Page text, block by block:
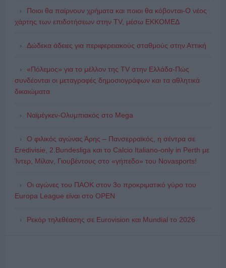
Ποιοι θα παίρνουν χρήματα και ποιοι θα κόβονται-Ο νέος
χάρτης των επιδοτήσεων στην TV, μέσω ΕΚΚΟΜΕΔ
Δώδεκα άδειες για περιφερειακούς σταθμούς στην Αττική
«Πόλεμος» για το μέλλον της TV στην Ελλάδα-Πώς
συνδέονται οι μεταγραφές δημοσιογράφων και τα αθλητικά
δικαιώματα
Ναϊμέγκεν-Ολυμπιακός στο Mega
Ο φιλικός αγώνας Άρης – Πανσερραϊκός, η σέντρα σε
Eredivisie, 2.Bundesliga και το Calcio Italiano-only in Perth με
Ίντερ, Μίλαν, Γιουβέντους στο «γήπεδο» του Novasports!
Οι αγώνες του ΠΑΟΚ στον 3ο προκριματικό γύρο του
Europa League είναι στο OPEN
Ρεκόρ τηλεθέασης σε Eurovision και Mundial το 2026